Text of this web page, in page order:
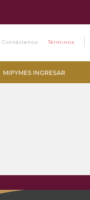
Contáctenos Términos
MIPYMES INGRESAR